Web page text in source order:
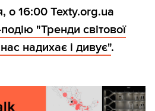
о 16:00 Texty.org.ua
"Тренди світової
надихає і дивує".